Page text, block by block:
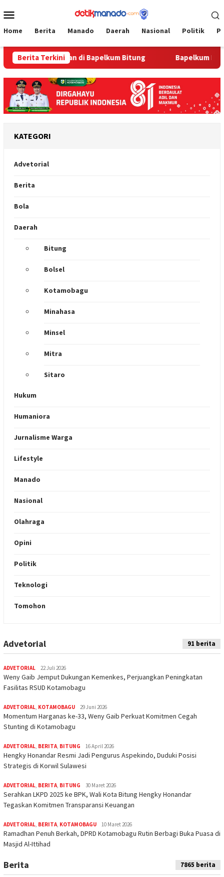
ke
Mobile
Home Berita Manado Daerah Nasional Politik
Berita Terkinidi Bapelkum Bitung ‎Bapelkum Bitung
KATEGORI
Advetorial
Berita
Bola
Daerah
Bitung
Bolsel
Kotamobagu
Minahasa
Minsel
Mitra
Sitaro
Hukum
Humaniora
Jurnalisme Warga
Lifestyle
Manado
Nasional
Olahraga
Opini
Politik
Teknologi
Tomohon
Indeks
Berita
Advetorial 91 berita
ADVETORIAL 22 Juli 2026
Weny Gaib Jemput Dukungan Kemenkes, Perjuangkan Peningkatan
Fasilitas RSUD Kotamobagu
ADVETORIAL KOTAMOBAGU 29 Juni 2026
Momentum Harganas ke-33, Weny Gaib Perkuat Komitmen Cegah
Stunting di Kotamobagu
ADVETORIAL BERITA BITUNG 16 April 2026
Hengky Honandar Resmi Jadi Pengurus Aspekindo, Duduki Posisi
Strategis di Korwil Sulawesi
ADVETORIAL BERITA BITUNG 30 Maret 2026
Serahkan LKPD 2025 ke BPK, Wali Kota Bitung Hengky Honandar
Tegaskan Komitmen Transparansi Keuangan
ADVETORIAL BERITA KOTAMOBAGU 10 Maret 2026
Ramadhan Penuh Berkah, DPRD Kotamobagu Rutin Berbagi Buka Puasa di
Masjid Al-Ittihad
Berita 7865 berita